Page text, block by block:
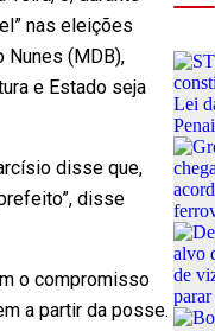
nas eleições
Nunes (MDB),
e Estado seja
disse que,
disse
o compromisso
a partir da posse.